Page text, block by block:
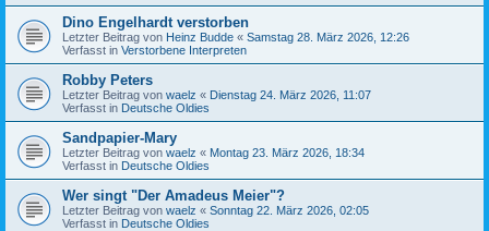
Dino Engelhardt verstorben
Letzter Beitrag von Heinz Budde « Samstag 28. März 2026, 12:26
Verfasst in Verstorbene Interpreten
Robby Peters
Letzter Beitrag von waelz « Dienstag 24. März 2026, 11:07
Verfasst in Deutsche Oldies
Sandpapier-Mary
Letzter Beitrag von waelz « Montag 23. März 2026, 18:34
Verfasst in Deutsche Oldies
Wer singt "Der Amadeus Meier"?
Letzter Beitrag von waelz « Sonntag 22. März 2026, 02:05
Verfasst in Deutsche Oldies